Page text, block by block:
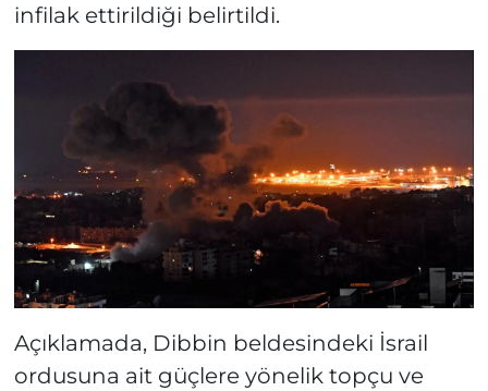
infilak ettirildiği belirtildi.
Açıklamada, Dibbin beldesindeki İsrail
ordusuna ait güçlere yönelik topçu ve